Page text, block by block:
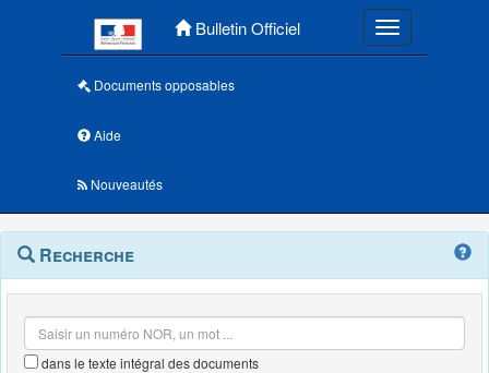
Bulletin Officiel Toggle
Documents opposables
Aide
Nouveautés
Navigation
outils
Menu
contextuel
Recherche
dans le texte intégral des documents